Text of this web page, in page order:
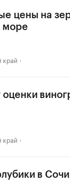
цены на
море
край
край
в